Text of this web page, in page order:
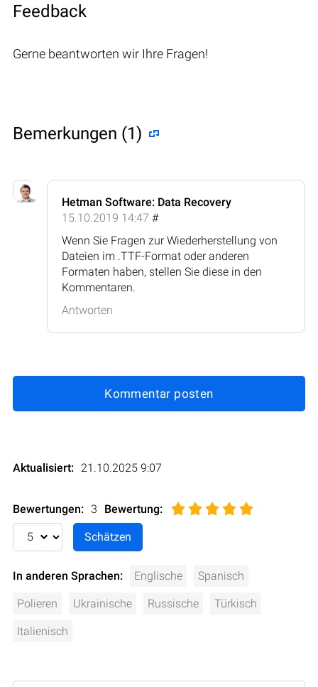
Feedback
Gerne beantworten wir Ihre Fragen!
Bemerkungen (1)
Hetman Software: Data Recovery
15.10.2019 14:47 #
Wenn Sie Fragen zur Wiederherstellung von
Dateien im .TTF-Format oder anderen
Formaten haben, stellen Sie diese in den
Kommentaren.
Antworten
Kommentar posten
Aktualisiert: 21.10.2025 9:07
Bewertungen: 3 Bewertung:
In anderen Sprachen: Englische Spanisch
Polieren Ukrainische Russische Türkisch
Italienisch